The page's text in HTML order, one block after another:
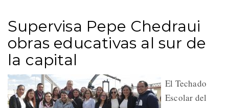
Supervisa Pepe Chedraui
obras educativas al sur de
la capital
El Techado
Escolar del